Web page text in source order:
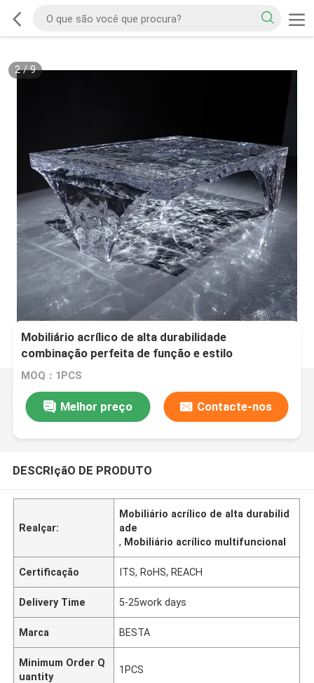
2/9
Mobiliário acrílico de alta durabilidade
combinação perfeita de função e estilo
MOQ：1PCS
Melhor preço Contacte-nos
DESCRIçãO DE PRODUTO
Realçar:
Mobiliário acrílico de alta durabilid
ade
, Mobiliário acrílico multifuncional
Certificação ITS, RoHS, REACH
Delivery Time 5-25work days
Marca BESTA
Minimum Order Q
uantity
1PCS